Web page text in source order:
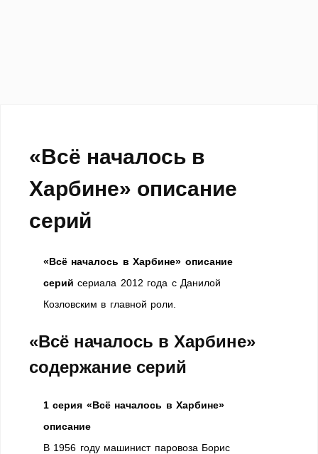
«Всё началось в
Харбине» описание
серий
«Всё началось в Харбине» описание
серийсериала 2012 года с Данилой
Козловским в главной роли.
«Всё началось в Харбине»
содержание серий
1 серия «Всё началось в Харбине»
описание
В 1956 году машинист паровоза Борис